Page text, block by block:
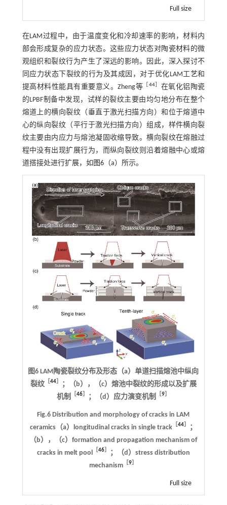
Full size
在LAM过程中，由于温度变化和冷却速率的影响，材料内
部会形成复杂的应力状态。这些应力状态对陶瓷材料的微
观组织和裂纹行为产生了深远的影响。因此，深入探讨不
同应力状态下裂纹的行为及其成因，对于优化LAM工艺和
提高材料性能具有重要意义。Zheng等
44］ 在氧化铝陶瓷
的LPBF制备中发现，试样的裂纹主要由均匀地分布在整个
熔道上的横向裂纹（垂直于激光扫描方向）和位于熔道中
心的纵向裂纹（平行于激光扫描方向）组成，样件横向裂
纹主要由内应力与熔池凝固收缩导致。横向裂纹在熔融过
程中没有出现扩展行为，而纵向裂纹则沿着熔融中心或熔
道搭接处进行扩展，如 图6（a）所示。
图6 LAM陶瓷裂纹分布及形态（a）单道扫描熔池中纵向
裂纹［44］
；（b），（c）熔池中裂纹的形成以及扩展
机制
［46］ ；（d）应力演变机制 ［9］
Fig.6 Distribution and morphology of cracks in LAM
ceramics（a）longitudinal cracks in single track ［44］
；
（b），（c）formation and propagation mechanism of
cracks in melt pool ［46］
；（d）stress distribution
mechanism ［9］
Full size